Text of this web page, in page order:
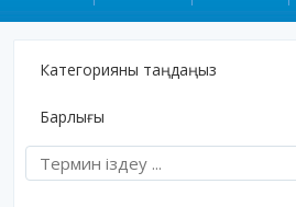
Категорияны таңдаңыз
Барлығы